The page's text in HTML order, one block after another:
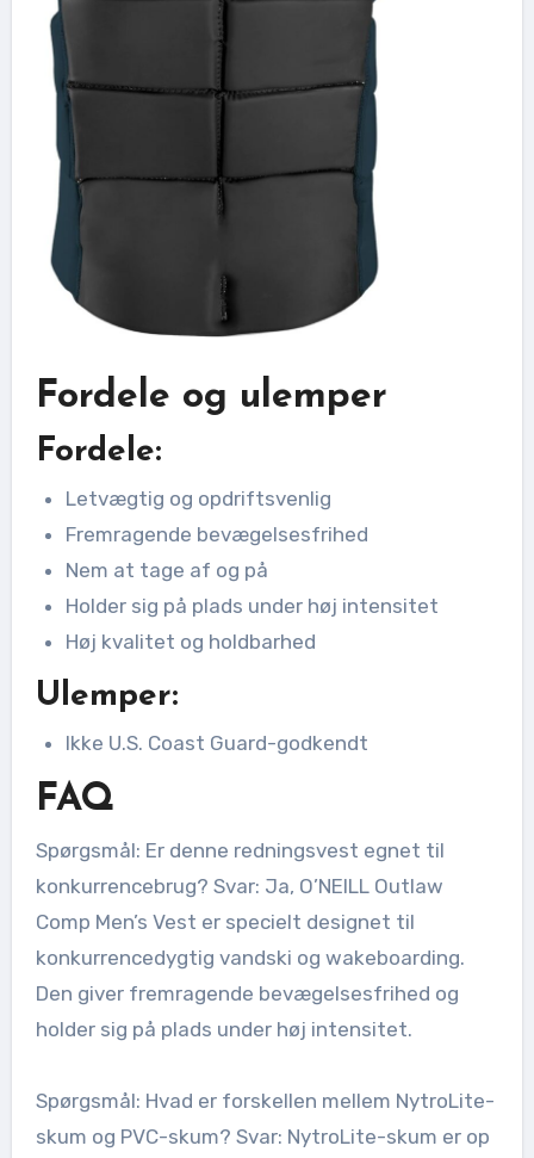
Fordele og ulemper
Fordele:
Letvægtig og opdriftsvenlig
Fremragende bevægelsesfrihed
Nem at tage af og på
Holder sig på plads under høj intensitet
Høj kvalitet og holdbarhed
Ulemper:
Ikke U.S. Coast Guard-godkendt
FAQ
Spørgsmål: Er denne redningsvest egnet til
konkurrencebrug? Svar: Ja, O’NEILL Outlaw
Comp Men’s Vest er specielt designet til
konkurrencedygtig vandski og wakeboarding.
Den giver fremragende bevægelsesfrihed og
holder sig på plads under høj intensitet.
Spørgsmål: Hvad er forskellen mellem NytroLite-
skum og PVC-skum? Svar: NytroLite-skum er op